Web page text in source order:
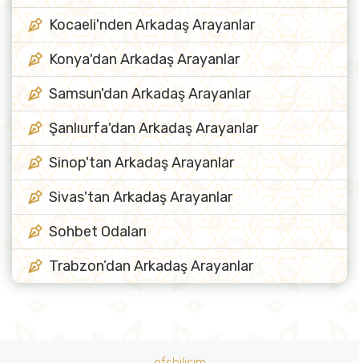
Kocaeli'nden Arkadaş Arayanlar
Konya'dan Arkadaş Arayanlar
Samsun'dan Arkadaş Arayanlar
Şanlıurfa'dan Arkadaş Arayanlar
Sinop'tan Arkadaş Arayanlar
Sivas'tan Arkadaş Arayanlar
Sohbet Odaları
Trabzon’dan Arkadaş Arayanlar